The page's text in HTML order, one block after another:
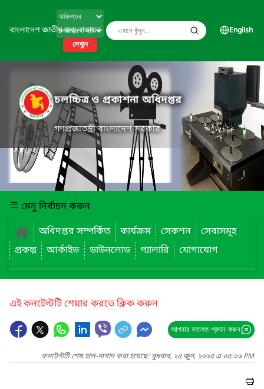
বাংলাদেশ জাতীয় তথ্য বাতায়ন
দেখুন
English
চলচ্চিত্র ও প্রকাশনা অধিদপ্তর
গণপ্রজাতন্ত্রী বাংলাদেশ সরকার
মেনু নির্বাচন করুন
অধিদপ্তর সম্পর্কিত
কার্যক্রম সেকশন
সেবাসমূহ
প্রকল্প
আর্কাইভ ডাউনলোড গ্যালারি যোগাযোগ
এই কনটেন্টটি শেয়ার করতে ক্লিক করুন
আপনার মতামত প্রদান করুন
কনটেন্টটি শেষ হাল-নাগাদ করা হয়েছে: বুধবার, ২৫ জুন, ২০২৫ এ ০৫:০৬ PM